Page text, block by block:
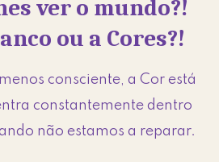
ver o mundo?!
ou a Cores?!
consciente, a Cor está
constantemente dentro
não estamos a reparar.